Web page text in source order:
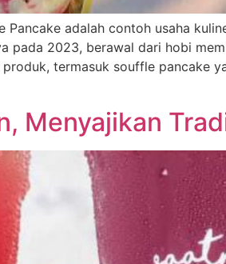
Pancake adalah contoh usaha
pada 2023, berawal dari hobi
termasuk souffle pancake
Menyajikan